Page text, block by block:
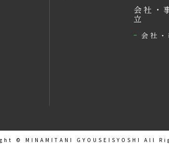
会社・
立
会社
© MINAMITANI GYOUSEISYOSHI All